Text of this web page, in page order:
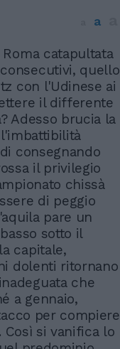
a
catapultata
quello
con l'Udinese ai
il differente
Adesso brucia la
consegnando
il privilegio
chissà
di peggio
pare un
sotto il
capitale,
dolenti ritornano
che
a gennaio,
per compiere
si vanifica lo